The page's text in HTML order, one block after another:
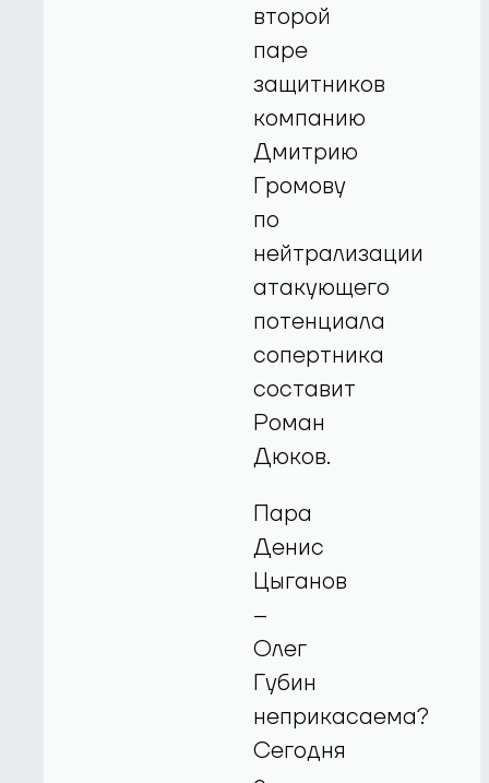
второй
паре
защитников
компанию
Дмитрию
Громову
по
нейтрализации
атакующего
потенциала
сопертника
составит
Роман
Дюков.
Пара
Денис
Цыганов
–
Олег
Губин
неприкасаема?
Сегодня